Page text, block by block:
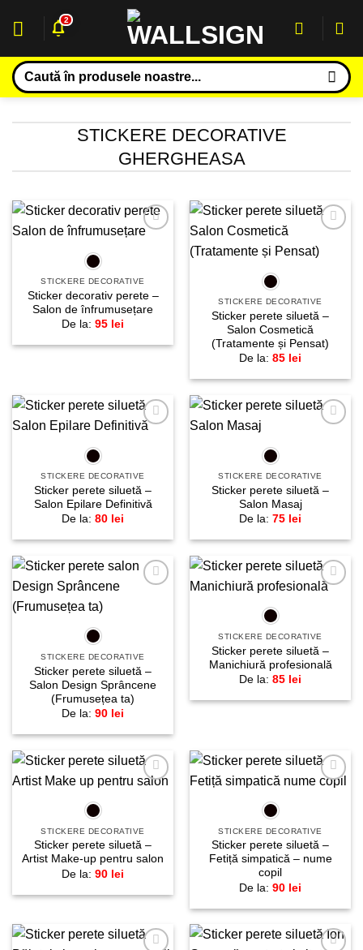
2
Caută
după:
STICKERE DECORATIVE
GHERGHEASA
STICKERE DECORATIVE
Sticker decorativ perete –
Salon de înfrumusețare
De la: 95 lei
STICKERE DECORATIVE
Sticker perete siluetă –
Salon Cosmetică
(Tratamente și Pensat)
De la: 85 lei
STICKERE DECORATIVE
Sticker perete siluetă –
Salon Epilare Definitivă
De la: 80 lei
STICKERE DECORATIVE
Sticker perete siluetă –
Salon Masaj
De la: 75 lei
STICKERE DECORATIVE
Sticker perete siluetă –
Salon Design Sprâncene
(Frumusețea ta)
De la: 90 lei
STICKERE DECORATIVE
Sticker perete siluetă –
Manichiură profesională
De la: 85 lei
STICKERE DECORATIVE
Sticker perete siluetă –
Artist Make-up pentru salon
De la: 90 lei
Adaugă
STICKERE DECORATIVE
Sticker perete siluetă –
Fetiță simpatică – nume
copil
De la: 90 lei